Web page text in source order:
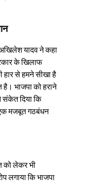
यादव ने कहा
के खिलाफ
हार से हमने सीखा है
भाजपा को हराने
संकेत दिया कि
एक मजबूत गठबंधन
को लेकर भी
लगाया कि भाजपा